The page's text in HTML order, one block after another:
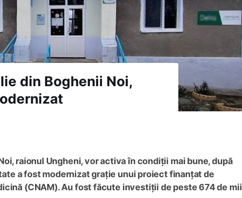
din Boghenii Noi,
raionul Ungheni, vor activa în condiții mai bune, după
a fost modernizat grație unui proiect finanțat de
(CNAM). Au fost făcute investiții de peste 674 de mii